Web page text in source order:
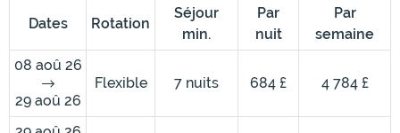
Dates Rotation
Séjour
min.
Par
nuit
Par
semaine
08 aoû 26
29 aoû 26
Flexible 7 nuits 684 £ 4 784 £